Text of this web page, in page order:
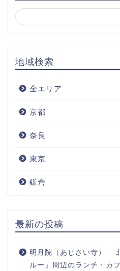
地域検索
全エリア
京都
奈良
東京
鎌倉
最新の投稿
明月院（あじさい寺）―
ルー」周辺のランチ・カ